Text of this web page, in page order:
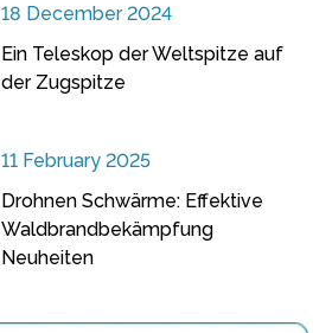
18 December 2024
Ein Teleskop der Weltspitze auf
der Zugspitze
11 February 2025
Drohnen Schwärme: Effektive
Waldbrandbekämpfung
Neuheiten